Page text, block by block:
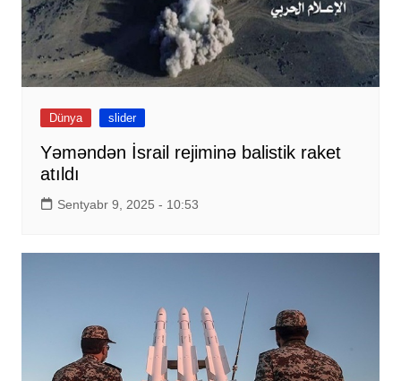
Dünya slider
Yəməndən İsrail rejiminə balistik raket
atıldı
Sentyabr 9, 2025 - 10:53